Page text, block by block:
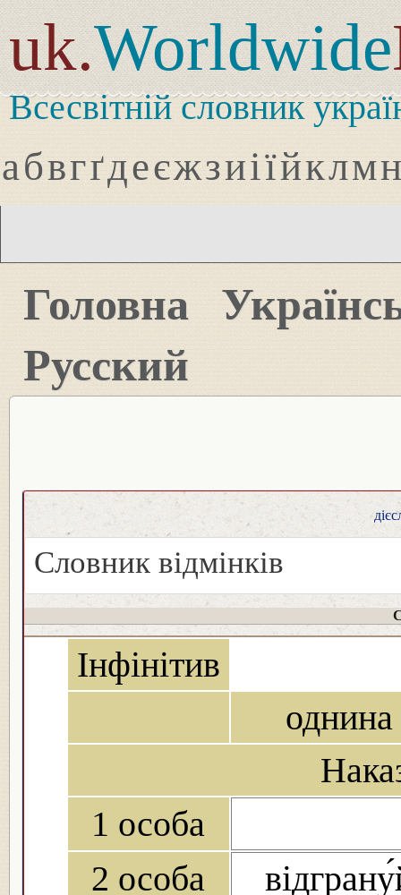
uk.Worldwide
Всесвітній словник
абвгґдеєжзиіїйклмн
Головна
Русский
Словник відмінків
Інфінітив
однина
1 особа
2 особа